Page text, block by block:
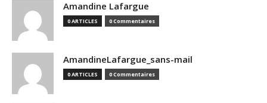
Amandine Lafargue
0 ARTICLES 0 Commentaires
AmandineLafargue_sans-mail
0 ARTICLES 0 Commentaires